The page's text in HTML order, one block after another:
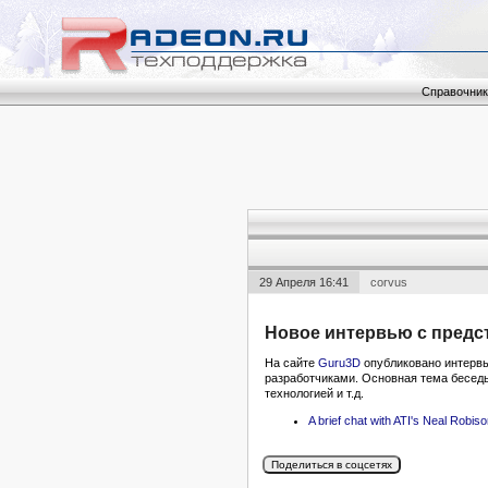
Справочник
29 Апреля 16:41 corvus
Новое интервью с
На сайте Guru3D опубликовано
разработчиками. Основная тема
технологией и т.д.
A brief chat with ATI's Neal